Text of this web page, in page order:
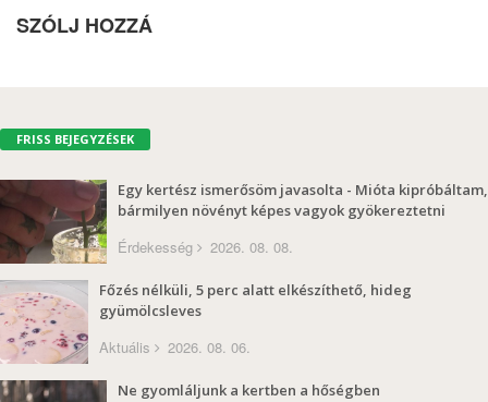
SZÓLJ HOZZÁ
FRISS BEJEGYZÉSEK
Egy kertész ismerősöm javasolta - Mióta kipróbáltam,
bármilyen növényt képes vagyok gyökereztetni
Érdekesség 2026. 08. 08.
Főzés nélküli, 5 perc alatt elkészíthető, hideg
gyümölcsleves
Aktuális 2026. 08. 06.
Ne gyomláljunk a kertben a hőségben